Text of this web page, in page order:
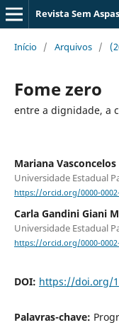
Revista Sem Aspas
Início / Arquivos /
Fome zero
entre a dignidade, a
Mariana Vasconcelos
Universidade Estadual
https://orcid.org/0000-
Carla Gandini Giani
Universidade Estadual
https://orcid.org/0000-
DOI: https://doi.org/
Palavras-chave: